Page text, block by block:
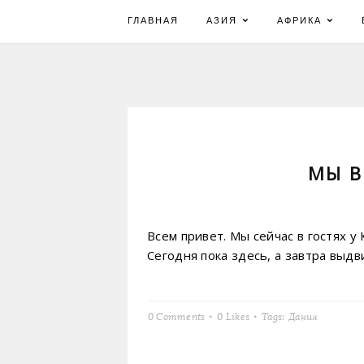
content
ГЛАВНАЯ АЗИЯ АФРИКА
МЫ
Всем привет. Мы сейчас в гостях
Сегодня пока здесь, а завтра
0 Comments 0 Likes Tags: Дания